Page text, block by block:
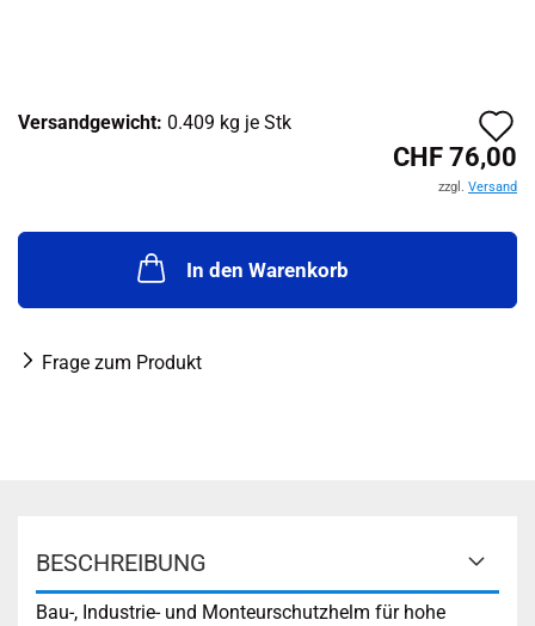
Versandgewicht: 0.409 kg je Stk
CHF 76,00
zzgl. Versand
In den Warenkorb
Frage zum Produkt
BESCHREIBUNG
Bau-, Industrie- und Monteurschutzhelm für hohe